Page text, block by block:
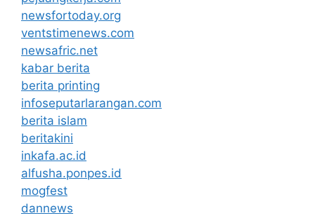
newsfortoday.org
ventstimenews.com
newsafric.net
kabar berita
berita printing
infoseputarlarangan.com
berita islam
beritakini
inkafa.ac.id
alfusha.ponpes.id
mogfest
dannews